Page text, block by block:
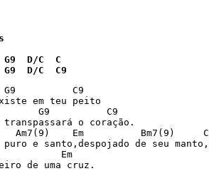
D/C  C
G9  D/C  C9
G9          C9
em teu peito
G9          C9
transpassará o coração.
Am7(9)    Em          Bm7(9)     C
e santo,despojado de seu manto,
Em
de uma cruz.